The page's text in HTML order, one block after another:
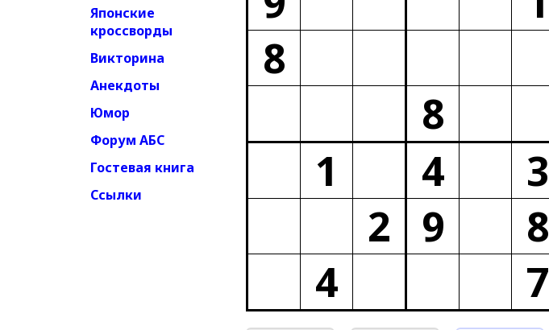
Японские
кроссворды
Викторина
Анекдоты
Юмор
Форум АБС
Гостевая книга
Ссылки
8
8
1
4 3
2
9 8
4
7